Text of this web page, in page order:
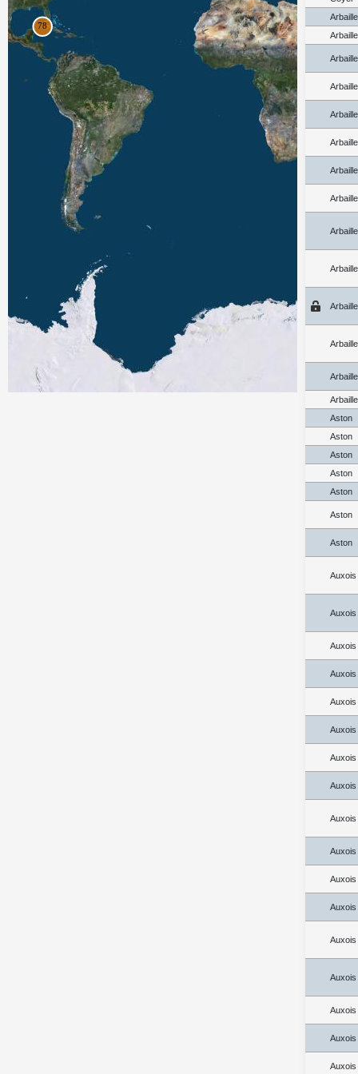
Aston
Aston
Aston
Aston
Aston
Aston
Aston
Auxois
Auxois
Auxois
Auxois
Auxois
Auxois
Auxois
Auxois
Auxois
Auxois
Auxois
Auxois
Auxois
Auxois
Auxois
Auxois
Auxois